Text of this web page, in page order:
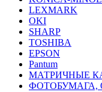
LEXMARK
OKI
SHARP
TOSHIBA
EPSON
Pantum
МАТРИЧНЫЕ